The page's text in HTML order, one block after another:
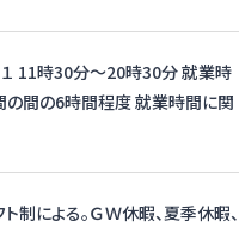
11時30分〜20時30分 就業時
間の6時間程度 就業時間に関
による。ＧＷ休暇、夏季休暇、